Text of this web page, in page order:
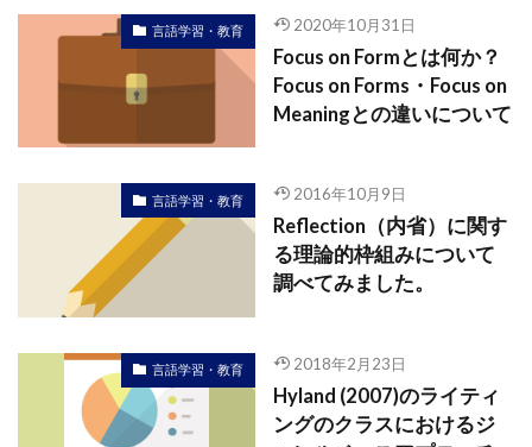
言語学習・教育 2020年10月31日
Focus on Formとは何か？
Focus on Forms・Focus on
Meaningとの違いについて
言語学習・教育 2016年10月9日
Reflection（内省）に関す
る理論的枠組みについて
調べてみました。
言語学習・教育 2018年2月23日
Hyland (2007)のライティ
ングのクラスにおけるジ